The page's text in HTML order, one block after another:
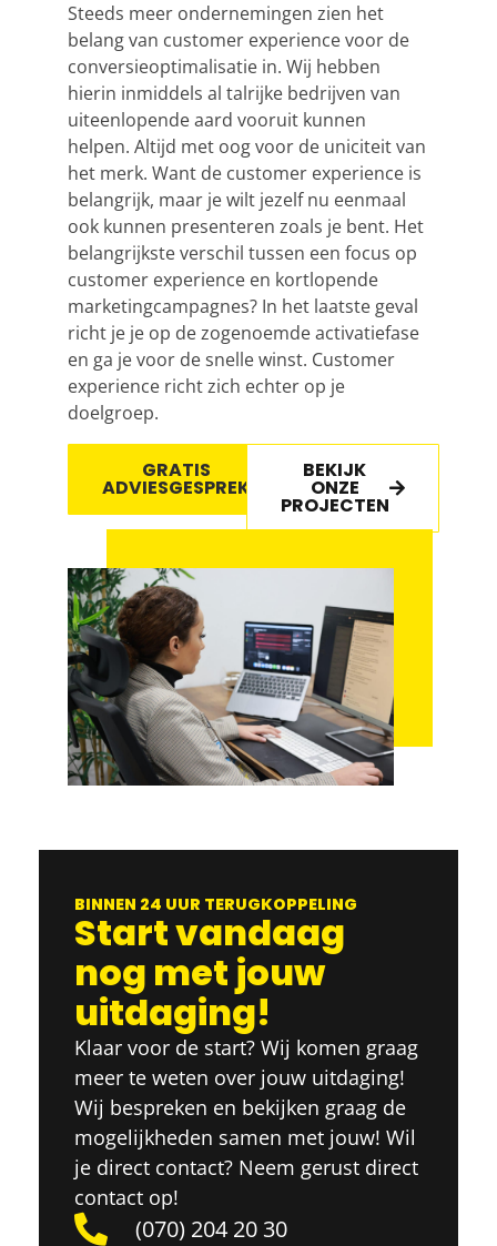
Steeds meer ondernemingen zien het
belang van customer experience voor de
conversieoptimalisatie in. Wij hebben
hierin inmiddels al talrijke bedrijven van
uiteenlopende aard vooruit kunnen
helpen. Altijd met oog voor de uniciteit van
het merk. Want de customer experience is
belangrijk, maar je wilt jezelf nu eenmaal
ook kunnen presenteren zoals je bent. Het
belangrijkste verschil tussen een focus op
customer experience en kortlopende
marketingcampagnes? In het laatste geval
richt je je op de zogenoemde activatiefase
en ga je voor de snelle winst. Customer
experience richt zich echter op je
doelgroep.
GRATIS
ADVIESGESPREK
BEKIJK
ONZE
PROJECTEN
BINNEN 24 UUR TERUGKOPPELING
Start vandaag
nog met jouw
uitdaging!
Klaar voor de start? Wij komen graag
meer te weten over jouw uitdaging!
Wij bespreken en bekijken graag de
mogelijkheden samen met jouw! Wil
je direct contact? Neem gerust direct
contact op!
(070) 204 20 30